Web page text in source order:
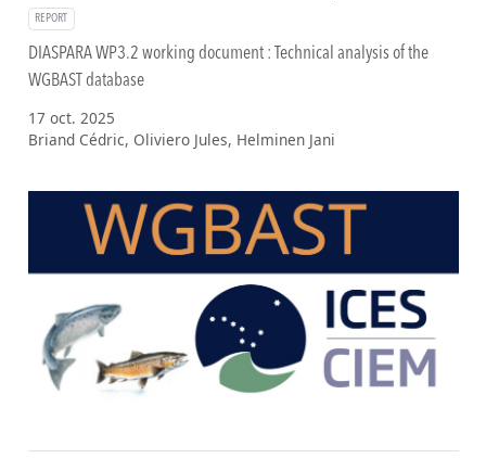
REPORT
DIASPARA WP3.2 working document : Technical analysis of the
WGBAST database
17 oct. 2025
Briand Cédric, Oliviero Jules, Helminen Jani